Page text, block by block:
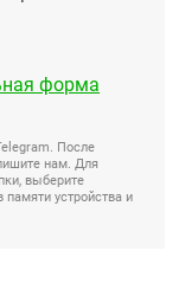
форма
После
нам. Для
выберите
устройства и